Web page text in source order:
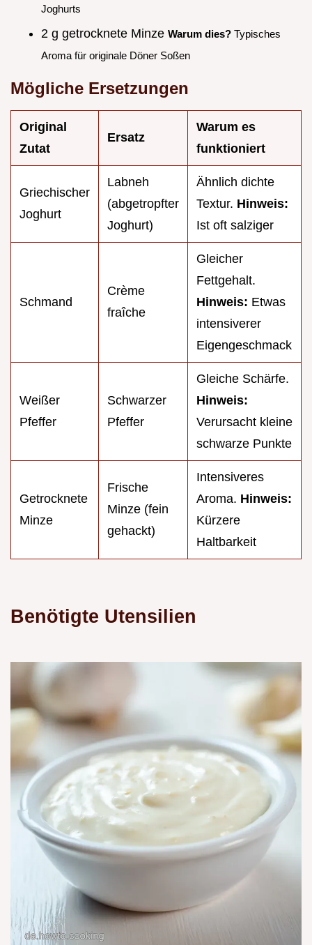
Joghurts
2 g getrocknete Minze Warum dies? Typisches
Aroma für originale Döner Soßen
Mögliche Ersetzungen
Original
Zutat
Ersatz
Warum es
funktioniert
Griechischer
Joghurt
Labneh
(abgetropfter
Joghurt)
Ähnlich dichte
Textur. Hinweis:
Ist oft salziger
Schmand
Crème
fraîche
Gleicher
Fettgehalt.
Hinweis: Etwas
intensiverer
Eigengeschmack
Weißer
Pfeffer
Schwarzer
Pfeffer
Gleiche Schärfe.
Hinweis:
Verursacht kleine
schwarze Punkte
Getrocknete
Minze
Frische
Minze (fein
gehackt)
Intensiveres
Aroma. Hinweis:
Kürzere
Haltbarkeit
Benötigte Utensilien